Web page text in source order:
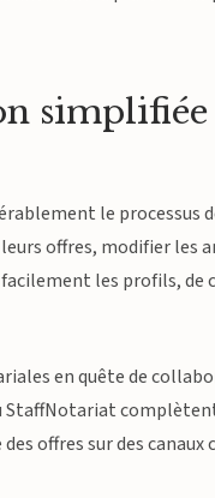
simplifiée
le processus
offres, modifier les
les profils,
en quête de
StaffNotariat
offres sur des canaux